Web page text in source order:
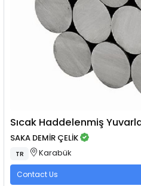
Sıcak Haddelenmiş
SAKA DEMİR ÇELİK
TR Karabük
Contact Us